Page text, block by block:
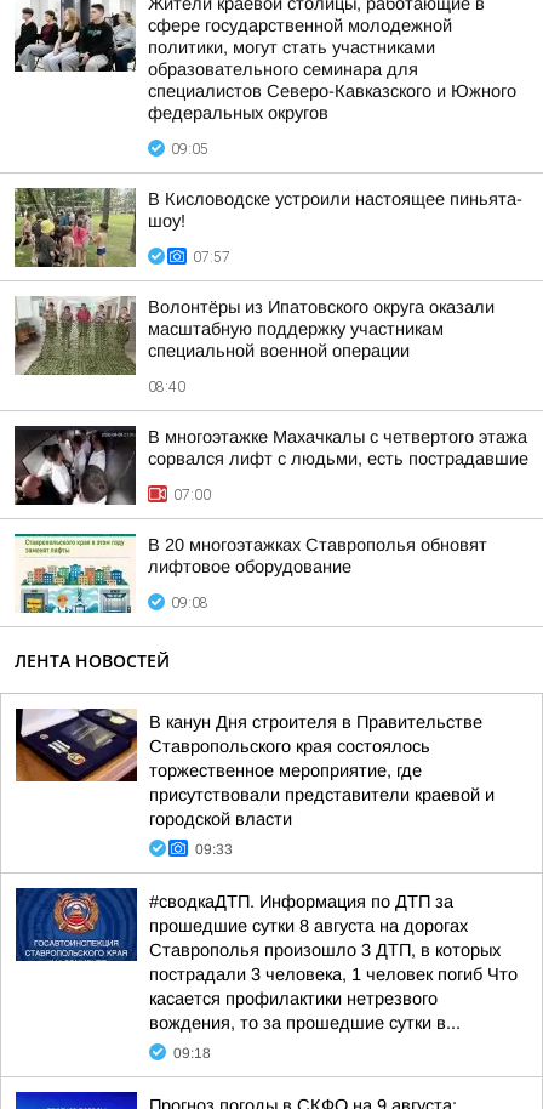
сфере государственной молодежной
политики, могут стать участниками
образовательного семинара для
специалистов Северо-Кавказского и Южного
федеральных округов
09:05
В Кисловодске устроили настоящее пиньята-
шоу!
07:57
Волонтёры из Ипатовского округа оказали
масштабную поддержку участникам
специальной военной операции
08:40
В многоэтажке Махачкалы с четвертого этажа
сорвался лифт с людьми, есть пострадавшие
07:00
В 20 многоэтажках Ставрополья обновят
лифтовое оборудование
09:08
ЛЕНТА НОВОСТЕЙ
В канун Дня строителя в Правительстве
Ставропольского края состоялось
торжественное мероприятие, где
присутствовали представители краевой и
городской власти
09:33
#сводкаДТП. Информация по ДТП за
прошедшие сутки 8 августа на дорогах
Ставрополья произошло 3 ДТП, в которых
пострадали 3 человека, 1 человек погиб Что
касается профилактики нетрезвого
вождения, то за прошедшие сутки в...
09:18